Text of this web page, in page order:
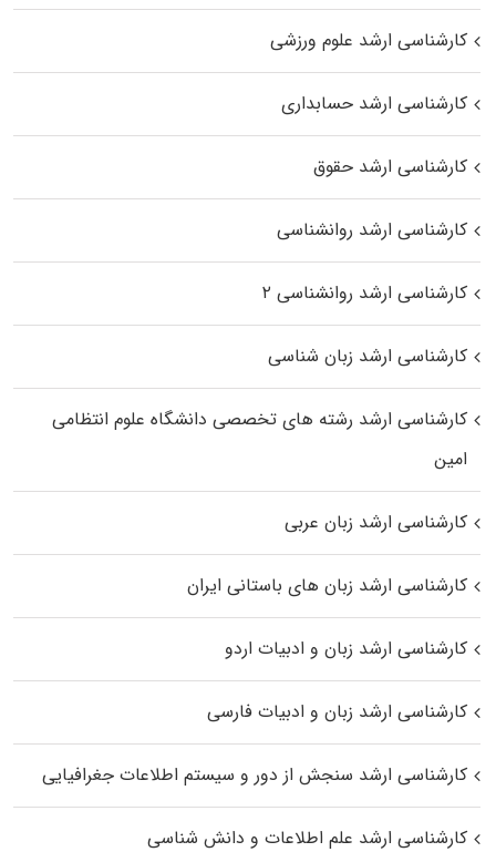
کارشناسی ارشد علوم ورزشی
کارشناسی ارشد حسابداری
کارشناسی ارشد حقوق
کارشناسی ارشد روانشناسی
کارشناسی ارشد روانشناسی ۲
کارشناسی ارشد زبان شناسی
کارشناسی ارشد رﺷﺘﻪ ﻫﺎی تخصصی داﻧﺸﮕﺎه ﻋﻠﻮم انتظامی
اﻣﻴﻦ
کارشناسی ارشد زبان عربی
کارشناسی ارشد زبان‌ های باستانی ایران
کارشناسی ارشد زبان و ادبیات اردو
کارشناسی ارشد زبان و ادبیات فارسی
کارشناسی ارشد سنجش از دور و سیستم اطلاعات جغرافیایی
کارشناسی ارشد علم اطلاعات و دانش شناسی